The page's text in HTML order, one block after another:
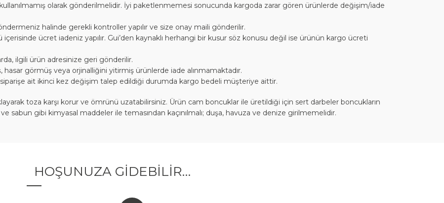
kullanılmamış olarak gönderilmelidir. İyi paketlenmemesi sonucunda kargoda zarar gören ürünlerde değişim/iade
halinde gerekli kontroller yapılır ve size onay maili gönderilir.
ücret iadeniz yapılır. Gui’den kaynaklı herhangi bir kusur söz konusu değil ise ürünün kargo ücreti
ilgili ürün adresinize geri gönderilir.
hasar görmüş veya orjinalliğini yitirmiş ürünlerde iade alınmamaktadır.
ait ikinci kez değişim talep edildiği durumda kargo bedeli müşteriye aittir.
toza karşı korur ve ömrünü uzatabilirsiniz. Ürün cam boncuklar ile üretildiği için sert darbeler boncukların
sabun gibi kimyasal maddeler ile temasından kaçınılmalı; duşa, havuza ve denize girilmemelidir.
HOŞUNUZA GIDEBILIR…